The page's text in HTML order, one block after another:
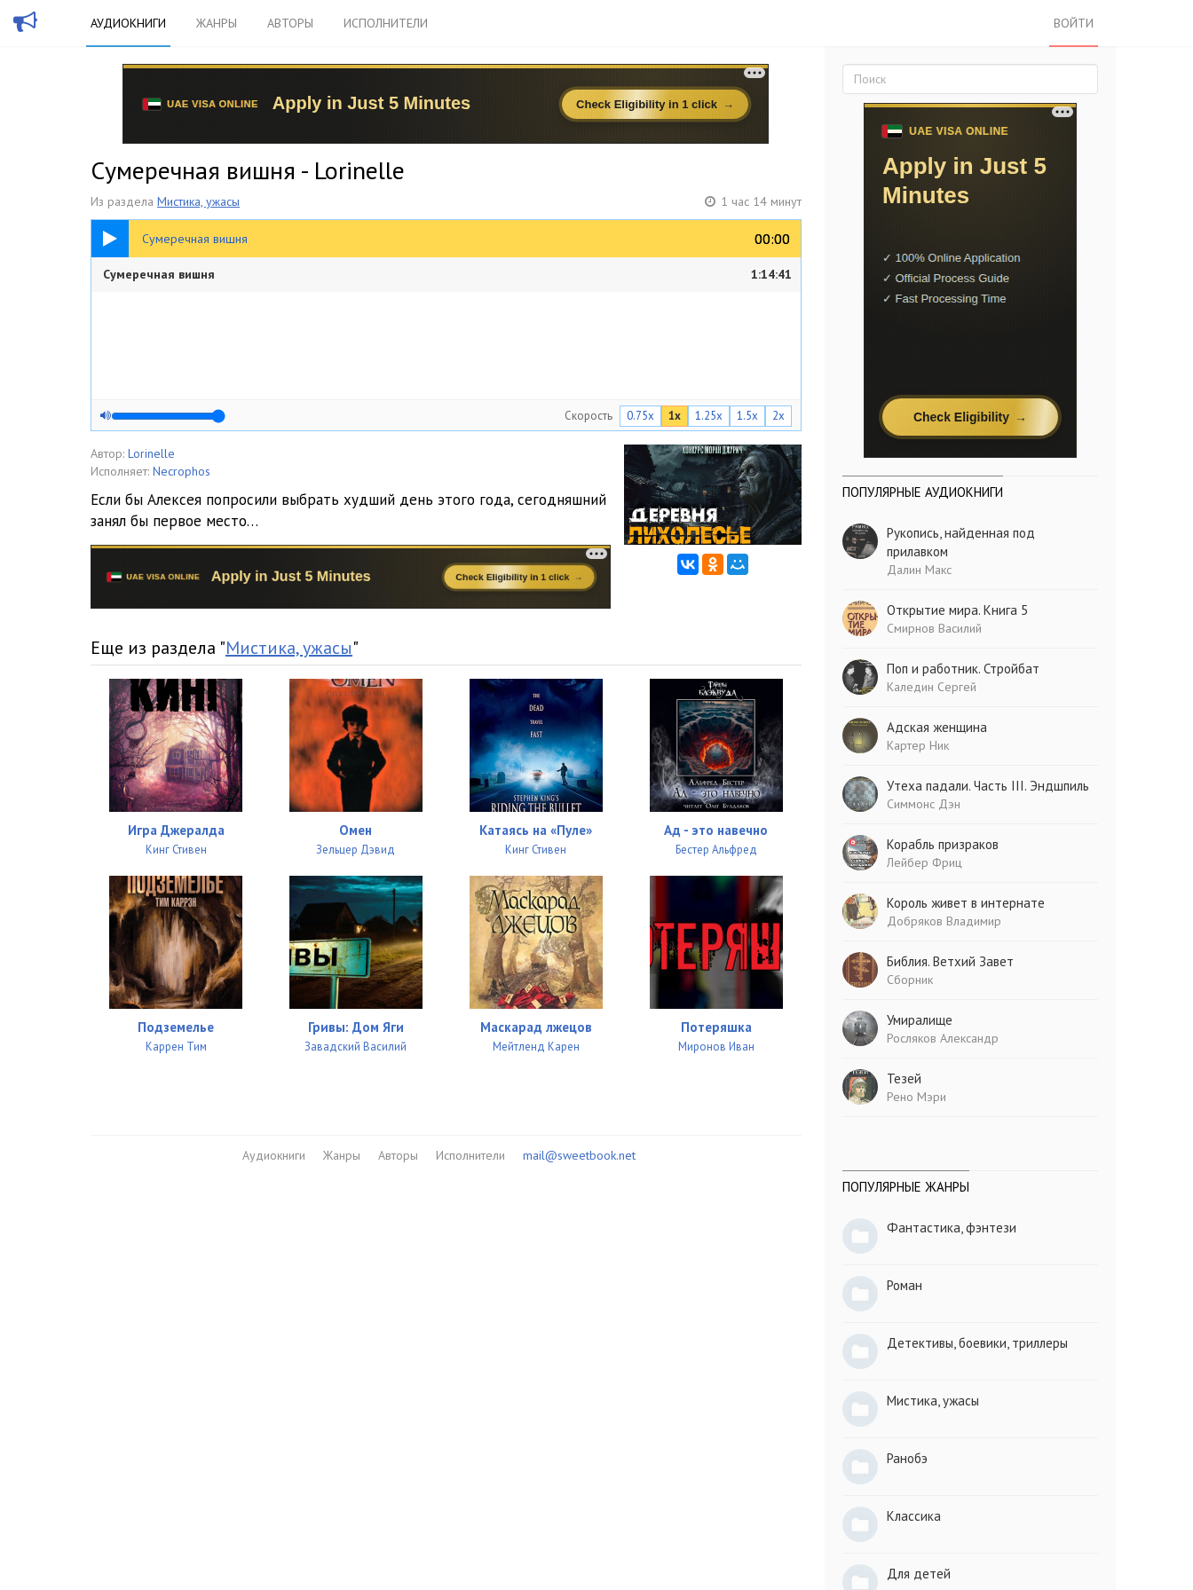
АУДИОКНИГИ ЖАНРЫ АВТОРЫ ИСПОЛНИТЕЛИ ВОЙТИ
Сумеречная вишня - Lorinelle
Из раздела Мистика, ужасы 1 час 14 минут
Сумеречная вишня 00:00
00:00
1:14:41
Сумеречная вишня 1:14:41
Скорость 0.75x 1x 1.25x 1.5x 2x
Автор: Lorinelle
Исполняет: Necrophos
Если бы Алексея попросили выбрать худший день этого года, сегодняшний
занял бы первое место…
Еще из раздела "Мистика, ужасы"
Игра Джералда
Кинг Стивен
Омен
Зельцер Дэвид
Катаясь на «Пуле»
Кинг Стивен
Ад - это навечно
Бестер Альфред
Подземелье
Каррен Тим
Гривы: Дом Яги
Завадский Василий
Маскарад лжецов
Мейтленд Карен
Потеряшка
Миронов Иван
Аудиокниги Жанры Авторы Исполнители mail@sweetbook.net
ПОПУЛЯРНЫЕ АУДИОКНИГИ
Рукопись, найденная под
прилавком
Далин Макс
Открытие мира. Книга 5
Смирнов Василий
Поп и работник. Стройбат
Каледин Сергей
Адская женщина
Картер Ник
Утеха падали. Часть III. Эндшпиль
Симмонс Дэн
Корабль призраков
Лейбер Фриц
Король живет в интернате
Добряков Владимир
Библия. Ветхий Завет
Сборник
Умиралище
Росляков Александр
Тезей
Рено Мэри
ПОПУЛЯРНЫЕ ЖАНРЫ
Фантастика, фэнтези
Роман
Детективы, боевики, триллеры
Мистика, ужасы
Ранобэ
Классика
Для детей